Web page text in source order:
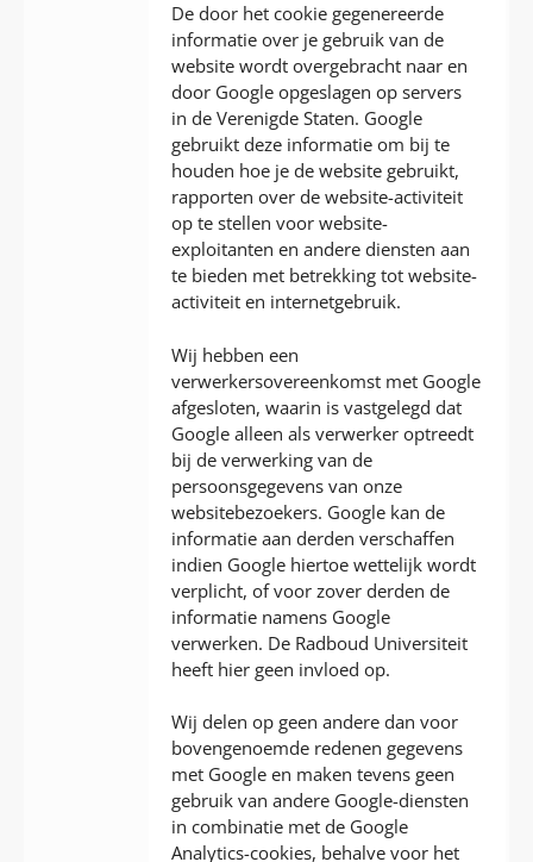
De door het cookie gegenereerde
informatie over je gebruik van de
website wordt overgebracht naar en
door Google opgeslagen op servers
in de Verenigde Staten. Google
gebruikt deze informatie om bij te
houden hoe je de website gebruikt,
rapporten over de website-activiteit
op te stellen voor website-
exploitanten en andere diensten aan
te bieden met betrekking tot website-
activiteit en internetgebruik.
Wij hebben een
verwerkersovereenkomst met Google
afgesloten, waarin is vastgelegd dat
Google alleen als verwerker optreedt
bij de verwerking van de
persoonsgegevens van onze
websitebezoekers. Google kan de
informatie aan derden verschaffen
indien Google hiertoe wettelijk wordt
verplicht, of voor zover derden de
informatie namens Google
verwerken. De Radboud Universiteit
heeft hier geen invloed op.
Wij delen op geen andere dan voor
bovengenoemde redenen gegevens
met Google en maken tevens geen
gebruik van andere Google-diensten
in combinatie met de Google
Analytics-cookies, behalve voor het